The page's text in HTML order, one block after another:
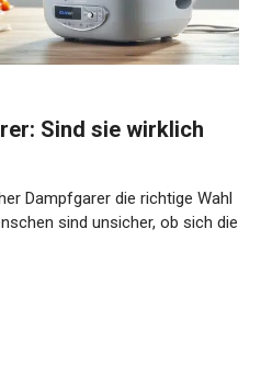
Sind sie wirklich
Dampfgarer die richtige Wahl
sind unsicher, ob sich die